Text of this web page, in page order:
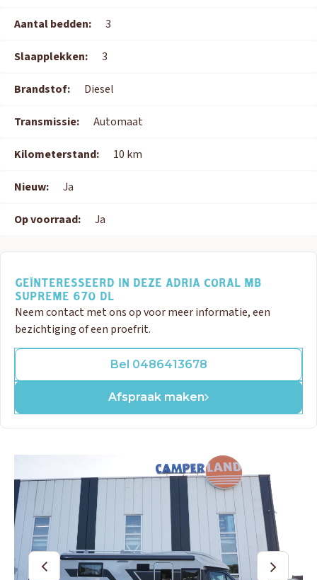
Aantal bedden: 3
Slaapplekken: 3
Brandstof: Diesel
Transmissie: Automaat
Kilometerstand: 10 km
Nieuw: Ja
Op voorraad: Ja
GEÏNTERESSEERD IN DEZE ADRIA CORAL MB
SUPREME 670 DL
Neem contact met ons op voor meer informatie, een
bezichtiging of een proefrit.
Bel 0486413678
Afspraak maken